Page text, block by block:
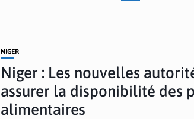
NIGER
Niger : Les nouvelles
assurer la disponibilité des
alimentaires